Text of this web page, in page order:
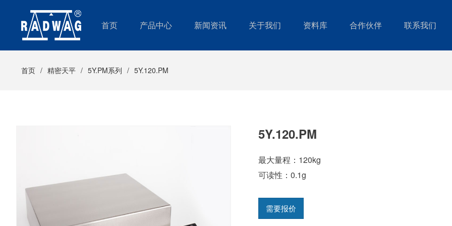
首页 产品中心 新闻资讯 关于我们 资料库 合作伙伴 联系我们
首页 精密天平 5Y.PM系列 5Y.120.PM
5Y.120.PM
最大量程：120kg
可读性：0.1g
需要报价